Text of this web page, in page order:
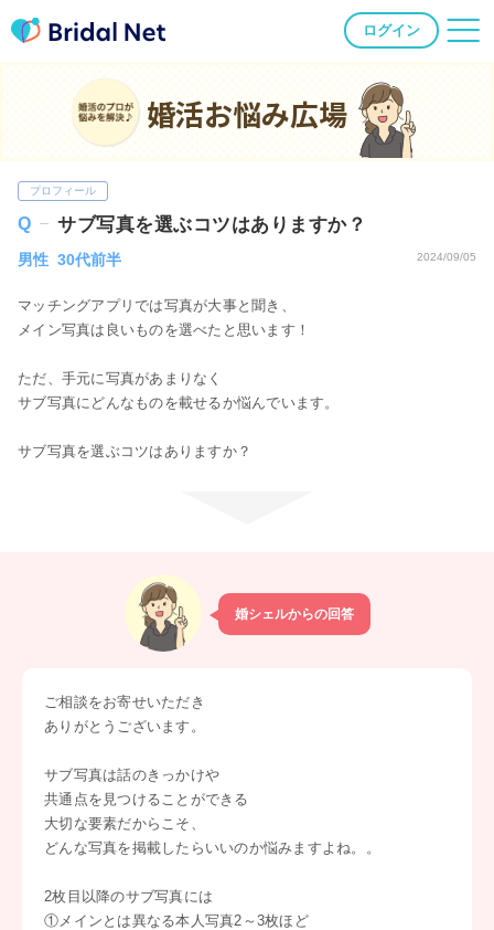
ログイン
婚活お悩み広場
プロフィール
サブ写真を選ぶコツはありますか？
男性 30代前半 2024/09/05
マッチングアプリでは写真が大事と聞き、
メイン写真は良いものを選べたと思います！
ただ、手元に写真があまりなく
サブ写真にどんなものを載せるか悩んでいます。
サブ写真を選ぶコツはありますか？
婚シェルからの回答
ご相談をお寄せいただき
ありがとうございます。
サブ写真は話のきっかけや
共通点を見つけることができる
大切な要素だからこそ、
どんな写真を掲載したらいいのか悩みますよね。。
2枚目以降のサブ写真には
①メインとは異なる本人写真2～3枚ほど